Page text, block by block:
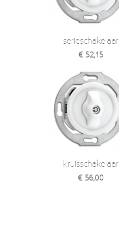
Deur- en raambeslag
Kapstokken & Haken
Bellen en belknoppen
Voorraadbakjes
Kastinrichting
Badkamer
Keuken accessoires
Smeg 50s klein elektro
Verzendkosten
serieschakelaar
€ 52,15
kruisschakelaar
€ 56,00